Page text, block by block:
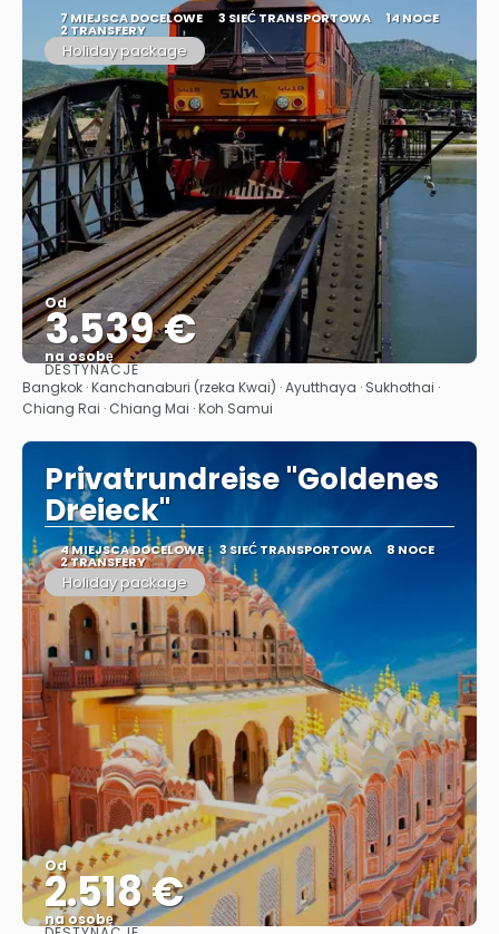
7 MIEJSCA DOCELOWE 3 SIEĆ TRANSPORTOWA 14 NOCE
2 TRANSFERY
Holiday package
Od
3.539 €
na osobę
Zobacz
DESTYNACJE
Bangkok · Kanchanaburi (rzeka Kwai) · Ayutthaya · Sukhothai ·
Chiang Rai · Chiang Mai · Koh Samui
Privatrundreise "Goldenes
Dreieck"
4 MIEJSCA DOCELOWE 3 SIEĆ TRANSPORTOWA 8 NOCE
2 TRANSFERY
Holiday package
Od
2.518 €
na osobę